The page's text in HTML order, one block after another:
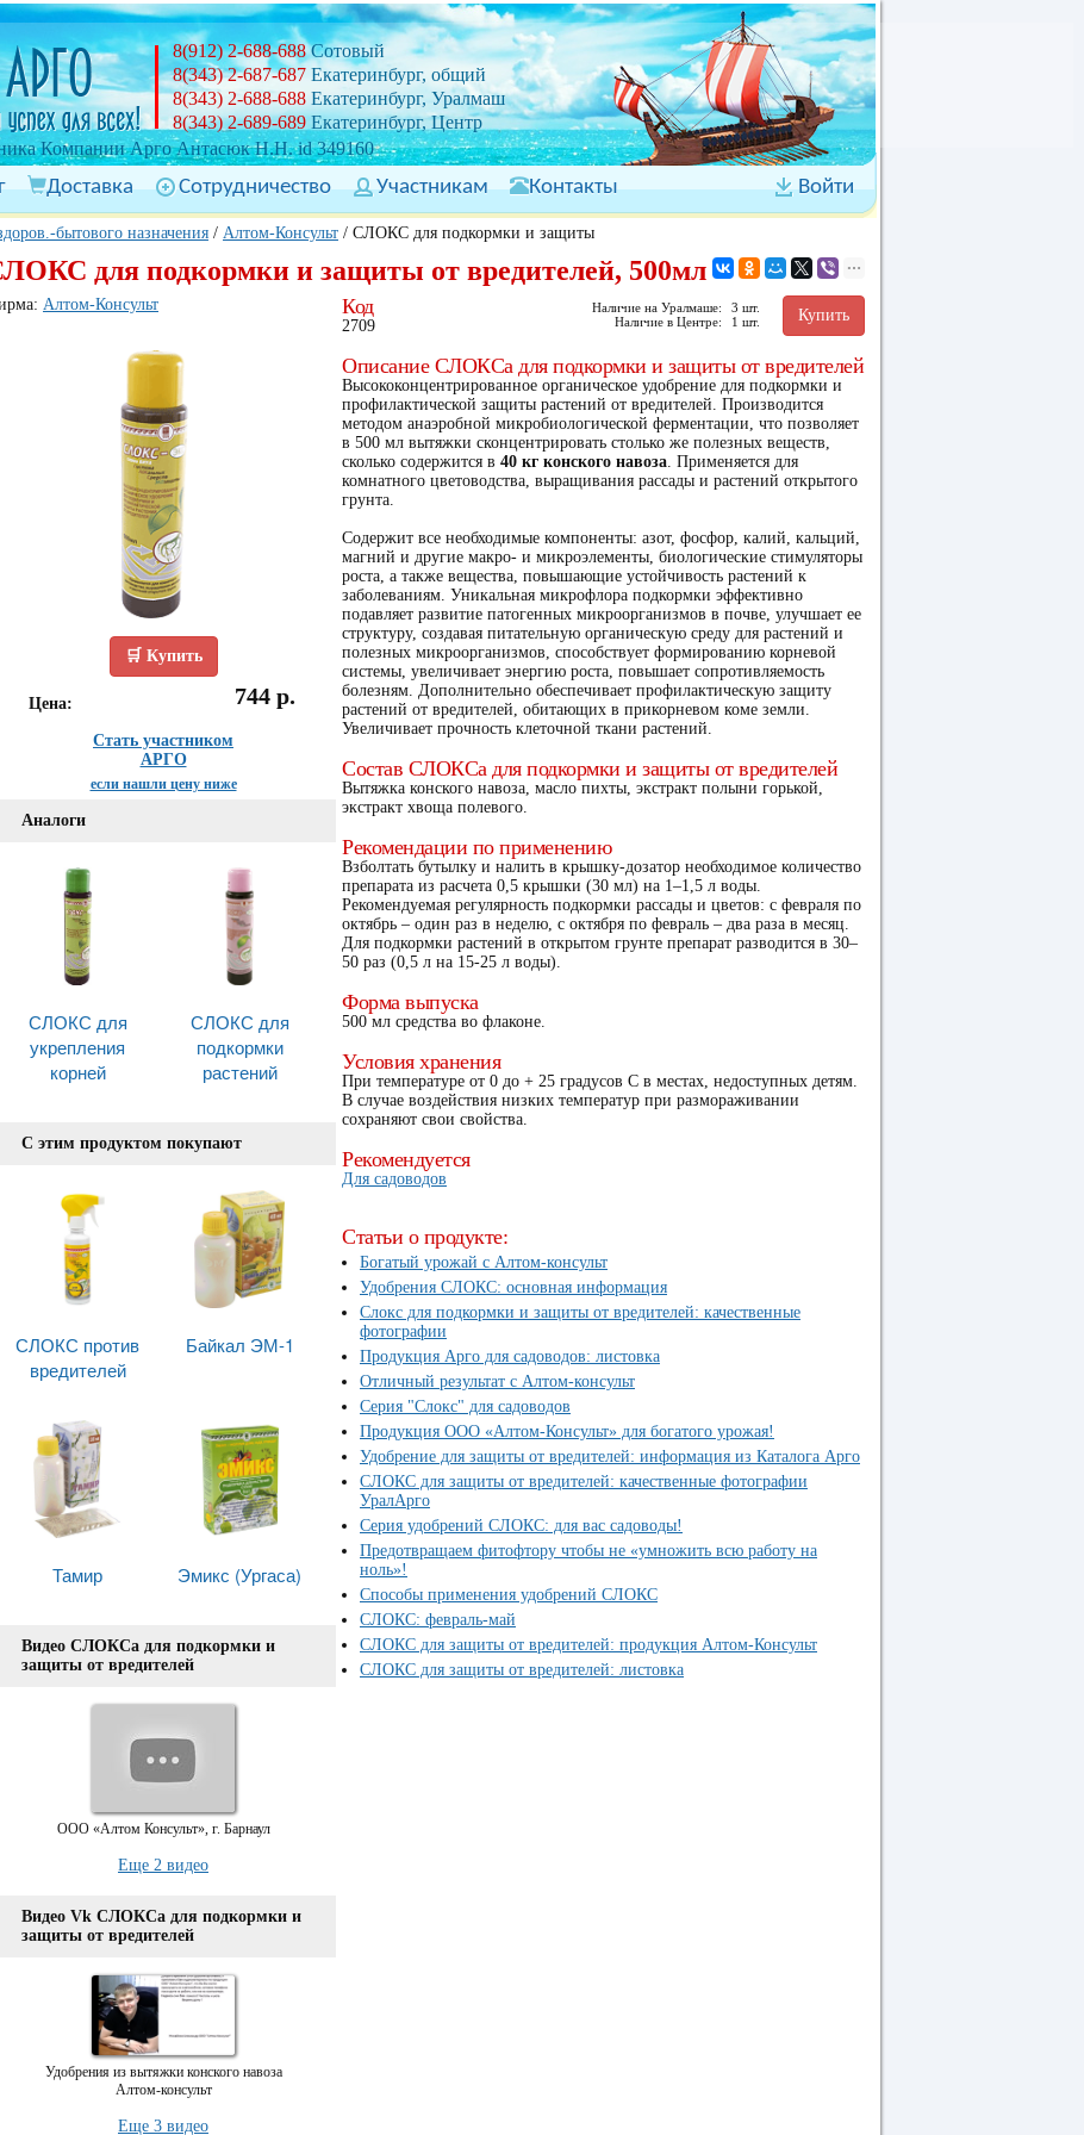
Компании Арго Антасюк Н.Н. id 349160
8(912) 2-688-688Сотовый
8(343) 2-687-687 Екатеринбург, общий
8(343) 2-688-688 Екатеринбург, Уралмаш
8(343) 2-689-689 Екатеринбург, Центр
Доставка Сотрудничество Участникам Контакты Войти
бытового назначения / Алтом-Консульт / СЛОКС для подкормки и защиты
для подкормки и защиты от вредителей, 500мл
Алтом-Консульт
🛒 Купить
Цена: 744 р.
Стать участником
АРГО
если нашли цену ниже
Аналоги
СЛОКС для
укрепления
корней
СЛОКС для
подкормки
растений
С этим продуктом покупают
СЛОКС против
вредителей
Байкал ЭМ-1
Тамир Эмикс (Ургаса)
Видео СЛОКСа для подкормки и
защиты от вредителей
ООО «Алтом Консульт», г. Барнаул
Еще 2 видео
Видео Vk СЛОКСа для подкормки и
защиты от вредителей
Удобрения из вытяжки конского навоза
Алтом-консульт
Еще 3 видео
Наличие на Уралмаше:
3 шт.
Наличие в Центре:
1 шт. Купить
Код
2709
Описание СЛОКСа для подкормки и защиты от вредителей
Высококонцентрированное органическое удобрение для подкормки и
профилактической защиты растений от вредителей. Производится
методом анаэробной микробиологической ферментации, что позволяет
в 500 мл вытяжки сконцентрировать столько же полезных веществ,
сколько содержится в 40 кг конского навоза. Применяется для
комнатного цветоводства, выращивания рассады и растений открытого
грунта.
Содержит все необходимые компоненты: азот, фосфор, калий, кальций,
магний и другие макро- и микроэлементы, биологические стимуляторы
роста, а также вещества, повышающие устойчивость растений к
заболеваниям. Уникальная микрофлора подкормки эффективно
подавляет развитие патогенных микроорганизмов в почве, улучшает ее
структуру, создавая питательную органическую среду для растений и
полезных микроорганизмов, способствует формированию корневой
системы, увеличивает энергию роста, повышает сопротивляемость
болезням. Дополнительно обеспечивает профилактическую защиту
растений от вредителей, обитающих в прикорневом коме земли.
Увеличивает прочность клеточной ткани растений.
Состав СЛОКСа для подкормки и защиты от вредителей
Вытяжка конского навоза, масло пихты, экстракт полыни горькой,
экстракт хвоща полевого.
Рекомендации по применению
Взболтать бутылку и налить в крышку-дозатор необходимое количество
препарата из расчета 0,5 крышки (30 мл) на 1–1,5 л воды.
Рекомендуемая регулярность подкормки рассады и цветов: с февраля по
октябрь – один раз в неделю, с октября по февраль – два раза в месяц.
Для подкормки растений в открытом грунте препарат разводится в 30–
50 раз (0,5 л на 15-25 л воды).
Форма выпуска
500 мл средства во флаконе.
Условия хранения
При температуре от 0 до + 25 градусов С в местах, недоступных детям.
В случае воздействия низких температур при размораживании
сохраняют свои свойства.
Рекомендуется
Для садоводов
Статьи о продукте:
Богатый урожай с Алтом-консульт
Удобрения СЛОКС: основная информация
Слокс для подкормки и защиты от вредителей: качественные
фотографии
Продукция Арго для садоводов: листовка
Отличный результат с Алтом-консульт
Серия "Слокс" для садоводов
Продукция ООО «Алтом-Консульт» для богатого урожая!
Удобрение для защиты от вредителей: информация из Каталога Арго
СЛОКС для защиты от вредителей: качественные фотографии
УралАрго
Серия удобрений СЛОКС: для вас садоводы!
Предотвращаем фитофтору чтобы не «умножить всю работу на
ноль»!
Способы применения удобрений СЛОКС
СЛОКС: февраль-май
СЛОКС для защиты от вредителей: продукция Алтом-Консульт
СЛОКС для защиты от вредителей: листовка